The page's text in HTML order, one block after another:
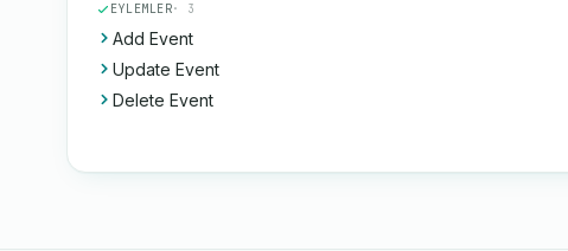
EYLEMLER· 3
Add Event
Update Event
Delete Event